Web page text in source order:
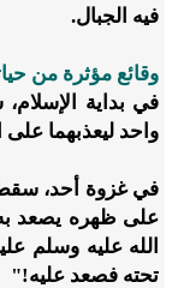
فيه الجبال.
وقائع مؤثرة من
في بداية
واحد ليعذبهما على
في غزوة أحد،
على ظهره يصعد به
الله عليه وسلم
تحته فصعد عليه!"